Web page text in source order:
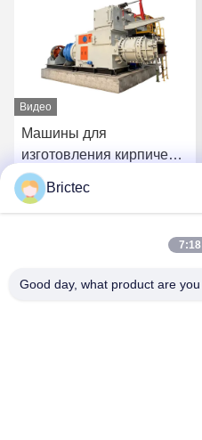
Видео
Машины для
изготовления кирпичей
из глины большой
мощности Строительное
оборудование для
Получите самую
Brictec
7:18
Good day, what product are